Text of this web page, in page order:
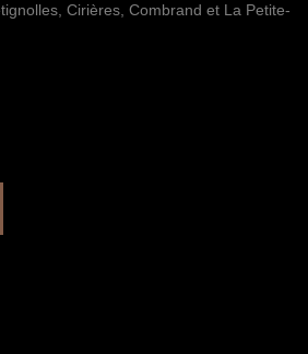
Cirières, Combrand et La Petite-